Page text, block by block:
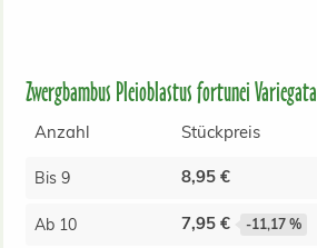
Zwergbambus Pleioblastus fortunei Variegata
Anzahl Stückpreis
Bis 9 8,95 €
Ab 10 7,95 € -11,17 %